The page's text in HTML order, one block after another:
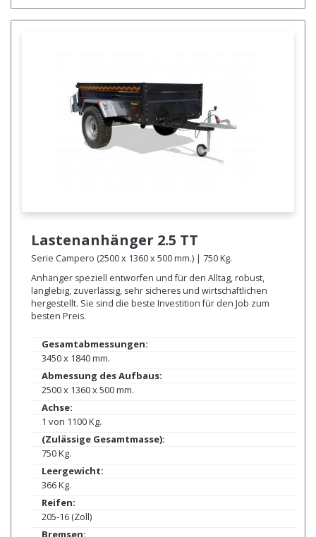
Lastenanhänger 2.5 TT
Serie Campero (2500 x 1360 x 500 mm.) | 750 Kg.
Anhänger speziell entworfen und für den Alltag, robust,
langlebig, zuverlässig, sehr sicheres und wirtschaftlichen
hergestellt. Sie sind die beste Investition für den Job zum
besten Preis.
Gesamtabmessungen:
3450 x 1840 mm.
Abmessung des Aufbaus:
2500 x 1360 x 500 mm.
Achse:
1 von 1100 Kg.
(Zulässige Gesamtmasse):
750 Kg.
Leergewicht:
366 Kg.
Reifen:
205-16 (Zoll)
Bremsen: